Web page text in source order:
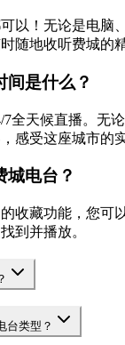
以！无论是电脑
随地收听费城的
间是什么？
7全天候直播。无
感受这座城市的
城电台？
收藏功能，您可
到并播放。
台类型？